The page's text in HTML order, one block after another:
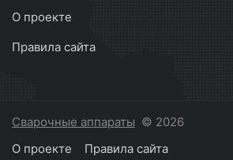
О проекте
Правила сайта
Сварочные аппараты © 2026
О проекте
Правила сайта